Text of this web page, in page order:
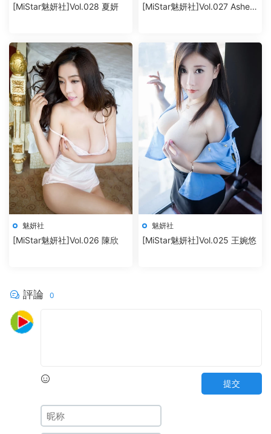
[MiStar魅妍社]Vol.028 夏妍
[MiStar魅妍社]Vol.027 Ashely
魅妍社
[MiStar魅妍社]Vol.026 陳欣
魅妍社
[MiStar魅妍社]Vol.025 王婉悠
評論 0
提交